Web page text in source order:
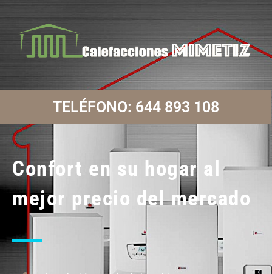
TELÉFONO: 644 893 108
Confort en su hogar al
mejor precio del mercado